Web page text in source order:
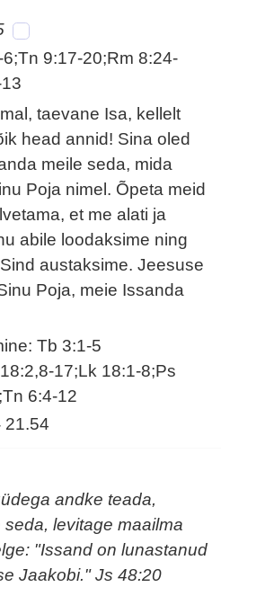
9:17-20;Rm 8:24-
taevane Isa, kellelt
head annid! Sina oled
meile seda, mida
Poja nimel. Õpeta meid
et me alati ja
abile loodaksime ning
austaksime. Jeesuse
Poja, meie Issanda
Tb 3:1-5
17;Lk 18:1-8;Ps
6:4-12
21.54
andke teada,
seda, levitage maailma
"Issand on lunastanud
Jaakobi." Js 48:20